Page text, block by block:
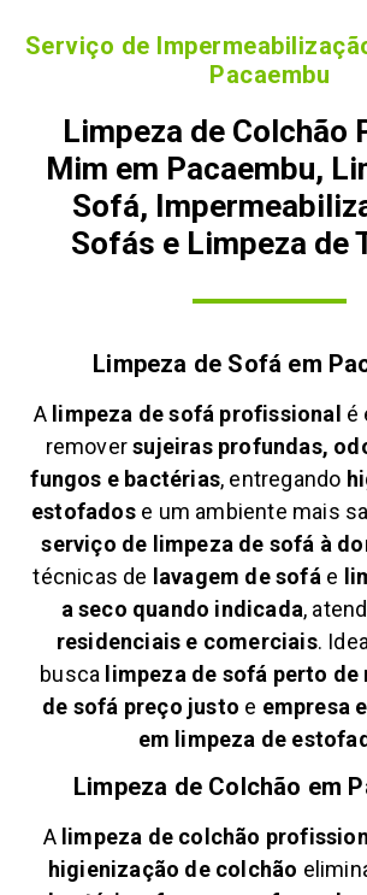
Serviço de
Pacaembu
Limpeza de Colchão
Mim em Pacaembu,
Sofá,
Sofás e Limpeza de
Limpeza de Sofá em
A limpeza de sofá profissional é
removersujeiras profundas,
fungos e bactérias, entregando
estofadose um ambiente mais
serviço de limpeza de sofá à
técnicas de lavagem de sofá e
a seco quando indicada,
residenciais e comerciais.
busca limpeza de sofá perto de
de sofá preço justo e empresa
em limpeza de
Limpeza de Colchão em
A limpeza de colchão
higienização de colchão